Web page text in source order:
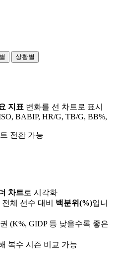
상황별
지표 변화를 선 차트로 표시
BABIP, HR/G, TB/G, BB%,
전환 가능
차트로 시각화
체 선수 대비 백분위(%)입니
(K%, GIDP 등 낮을수록 좋은
복수 시즌 비교 가능